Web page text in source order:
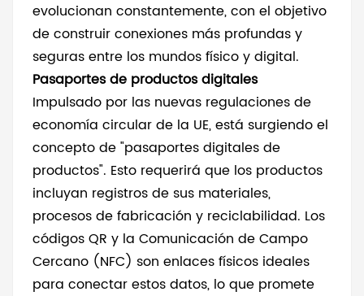
evolucionan constantemente, con el objetivo
de construir conexiones más profundas y
seguras entre los mundos físico y digital.
Pasaportes de productos digitales
Impulsado por las nuevas regulaciones de
economía circular de la UE, está surgiendo el
concepto de "pasaportes digitales de
productos". Esto requerirá que los productos
incluyan registros de sus materiales,
procesos de fabricación y reciclabilidad. Los
códigos QR y la Comunicación de Campo
Cercano (NFC) son enlaces físicos ideales
para conectar estos datos, lo que promete